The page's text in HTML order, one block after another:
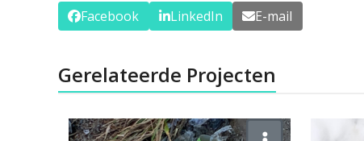
Facebook LinkedIn E-mail
Gerelateerde Projecten